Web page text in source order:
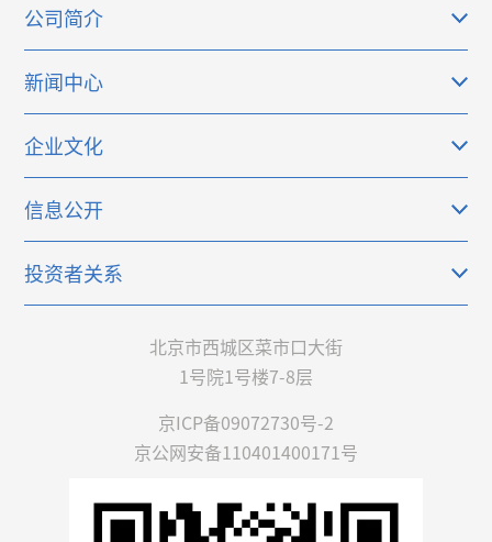
北京市西城区菜市口大街
1号院1号楼7-8层
京ICP备09072730号-2
京公网安备110401400171号
公司简介
新闻中心
企业文化
信息公开
投资者关系